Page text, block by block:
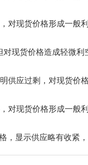
对现货价格形成一般
现货价格造成轻微
供应过剩，对现货价
对现货价格形成一般
，显示供应略有收紧